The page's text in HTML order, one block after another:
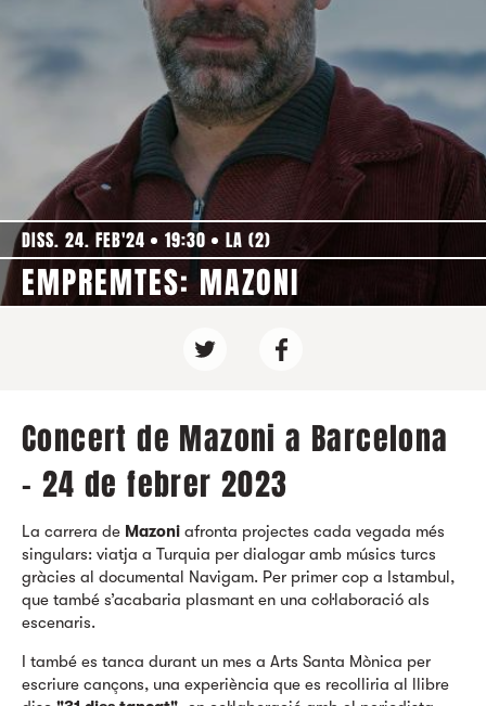
DISS. 24. FEB'24 19:30 LA (2)
EMPREMTES: MAZONI
Concert de Mazoni a Barcelona
- 24 de febrer 2023
La carrera de Mazoni afronta projectes cada vegada més
singulars: viatja a Turquia per dialogar amb músics turcs
gràcies al documental Navigam. Per primer cop a Istambul,
que també s’acabaria plasmant en una col·laboració als
escenaris.
I també es tanca durant un mes a Arts Santa Mònica per
escriure cançons, una experiència que es recolliria al llibre